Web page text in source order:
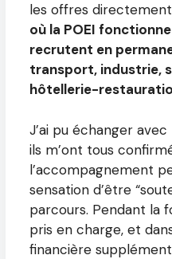
les offres
où la POEI
recrutent en
transport, industrie,
hôtellerie-
J’ai pu échanger
ils m’ont tous
l’accompagnement
sensation d’être
parcours. Pendant la
pris en charge, et
financière